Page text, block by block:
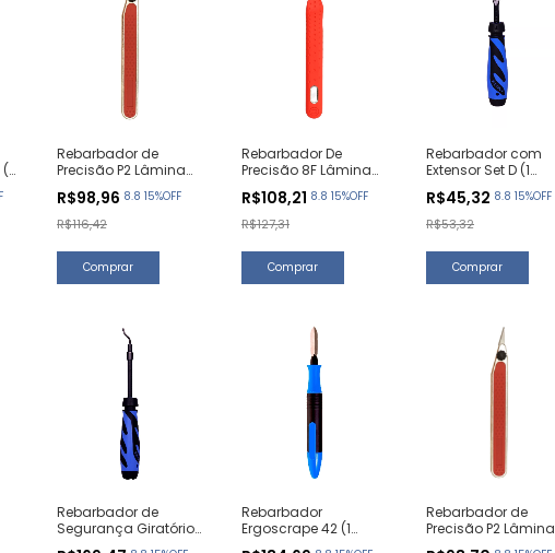
Rebarbador de
Precisão P2 Lâmina
R$98,96 8.8 15%OFF
R$116,42
Rebarbador De
Precisão 8F Lâmina
R$108,21 8.8 15%OFF
R$127,31
Rebarbador com
Extensor Set D (1
R$45,32 8.8 15%OFF
R$53,32
Rebarbador de
Segurança Giratório
Rebarbador
Ergoscrape 42 (1
Rebarbador de
Precisão P2 Lâmina